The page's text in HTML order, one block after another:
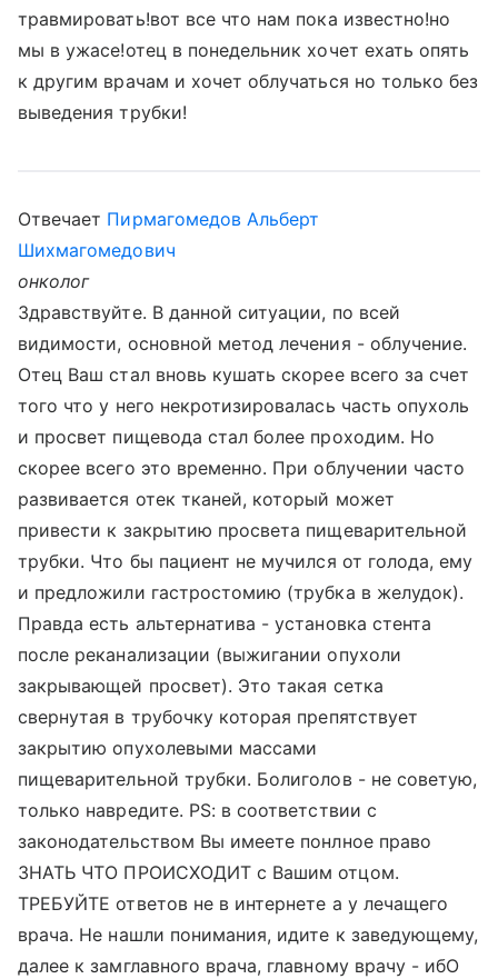
травмировать!вот все что нам пока известно!но
мы в ужасе!отец в понедельник хочет ехать опять
к другим врачам и хочет облучаться но только без
выведения трубки!
Отвечает Пирмагомедов Альберт
Шихмагомедович
онколог
Здравствуйте. В данной ситуации, по всей
видимости, основной метод лечения - облучение.
Отец Ваш стал вновь кушать скорее всего за счет
того что у него некротизировалась часть опухоль
и просвет пищевода стал более проходим. Но
скорее всего это временно. При облучении часто
развивается отек тканей, который может
привести к закрытию просвета пищеварительной
трубки. Что бы пациент не мучился от голода, ему
и предложили гастростомию (трубка в желудок).
Правда есть альтернатива - установка стента
после реканализации (выжигании опухоли
закрывающей просвет). Это такая сетка
свернутая в трубочку которая препятствует
закрытию опухолевыми массами
пищеварительной трубки. Болиголов - не советую,
только навредите. PS: в соответствии с
законодательством Вы имеете понлное право
ЗНАТЬ ЧТО ПРОИСХОДИТ с Вашим отцом.
ТРЕБУЙТЕ ответов не в интернете а у лечащего
врача. Не нашли понимания, идите к заведующему,
далее к замглавного врача, главному врачу - ибО